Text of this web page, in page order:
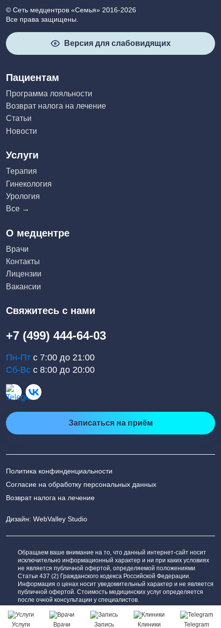
© Сеть медцентров «Семья» 2016-2026
Все права защищены.
Версия для слабовидящих
Пациентам
Программа лояльности
Возврат налога на лечение
Статьи
Новости
Услуги
Терапия
Гинекология
Урология
Все →
О медцентре
Врачи
Контакты
Лицензии
Вакансии
Свяжитесь с нами
+7 (499) 444-64-03
Пн-Пт с 7:00 до 21:00
Сб-Вс с 8:00 до 20:00
Записаться на приём
Дизайн: WebValley Studio
Политика конфинденциальности
Согласие на обработку персональных данных
Возврат налога на лечение
Обращаем ваше внимание на то, что данный интернет-сайт носит
исключительно информационный характер и ни при каких условиях
не является публичной офертой, определяемой положениями
Статьи 437 (2) Гражданского кодекса Российской Федерации.
Информация о ценах носит уведомительный характер и не является
публичной офертой. Стоимость медицинских услуг определяется
после очной консультации у специалистов.
Сообщить об ошибке
Услуги Врачи Запись Клиники Telegram